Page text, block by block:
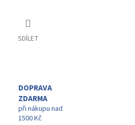
SDÍLET
DOPRAVA
ZDARMA
při nákupu nad
1500 Kč